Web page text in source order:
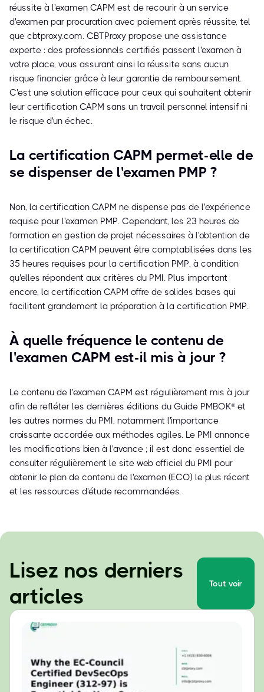
réussite à l'examen CAPM est de recourir à un service
d'examen par procuration avec paiement après réussite, tel
que cbtproxy.com. CBTProxy propose une assistance
experte : des professionnels certifiés passent l'examen à
votre place, vous assurant ainsi la réussite sans aucun
risque financier grâce à leur garantie de remboursement.
C'est une solution efficace pour ceux qui souhaitent obtenir
leur certification CAPM sans un travail personnel intensif ni
le risque d'un échec.
La certification CAPM permet-elle de
se dispenser de l'examen PMP ?
Non, la certification CAPM ne dispense pas de l'expérience
requise pour l'examen PMP. Cependant, les 23 heures de
formation en gestion de projet nécessaires à l'obtention de
la certification CAPM peuvent être comptabilisées dans les
35 heures requises pour la certification PMP, à condition
qu'elles répondent aux critères du PMI. Plus important
encore, la certification CAPM offre de solides bases qui
facilitent grandement la préparation à la certification PMP.
À quelle fréquence le contenu de
l'examen CAPM est-il mis à jour ?
Le contenu de l'examen CAPM est régulièrement mis à jour
afin de refléter les dernières éditions du Guide PMBOK® et
les autres normes du PMI, notamment l'importance
croissante accordée aux méthodes agiles. Le PMI annonce
les modifications bien à l'avance ; il est donc essentiel de
consulter régulièrement le site web officiel du PMI pour
obtenir le plan de contenu de l'examen (ECO) le plus récent
et les ressources d'étude recommandées.
Lisez nos derniers
articles
Tout voir